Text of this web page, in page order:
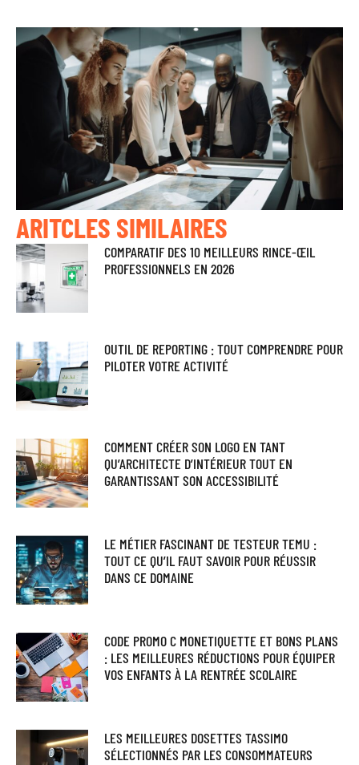
ARITCLES SIMILAIRES
COMPARATIF DES 10 MEILLEURS RINCE-ŒIL
PROFESSIONNELS EN 2026
OUTIL DE REPORTING : TOUT COMPRENDRE POUR
PILOTER VOTRE ACTIVITÉ
COMMENT CRÉER SON LOGO EN TANT
QU’ARCHITECTE D’INTÉRIEUR TOUT EN
GARANTISSANT SON ACCESSIBILITÉ
LE MÉTIER FASCINANT DE TESTEUR TEMU :
TOUT CE QU’IL FAUT SAVOIR POUR RÉUSSIR
DANS CE DOMAINE
CODE PROMO C MONETIQUETTE ET BONS PLANS
: LES MEILLEURES RÉDUCTIONS POUR ÉQUIPER
VOS ENFANTS À LA RENTRÉE SCOLAIRE
LES MEILLEURES DOSETTES TASSIMO
SÉLECTIONNÉS PAR LES CONSOMMATEURS